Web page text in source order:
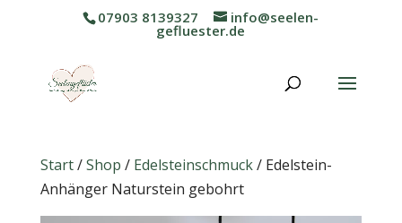
07903 8139327 info@seelen-
gefluester.de
Start/Shop / Edelsteinschmuck/ Edelstein-
Anhänger Naturstein gebohrt